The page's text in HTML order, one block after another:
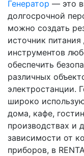
Генератор — это
долгосрочной
можно создать
источник
инструментов
обеспечить
различных
электростанции.
широко
дома, кафе,
производствах и
зависимости от
приборов, в